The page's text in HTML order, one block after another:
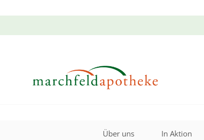
Über uns In Aktion